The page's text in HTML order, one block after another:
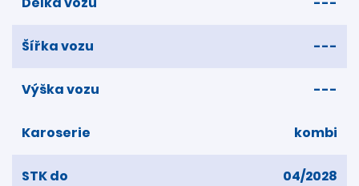
Šířka vozu ---
Výška vozu ---
Karoserie kombi
STK do 04/2028